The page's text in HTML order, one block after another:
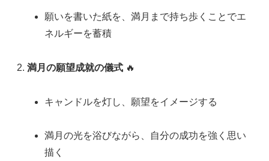
願いを書いた紙を、満月まで持ち歩くことでエ
ネルギーを蓄積
満月の願望成就の儀式 🔥
キャンドルを灯し、願望をイメージする
満月の光を浴びながら、自分の成功を強く思い
描く